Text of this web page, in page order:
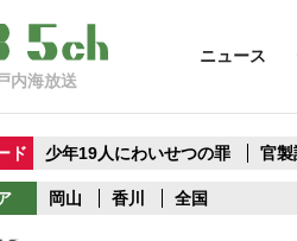
内海放送
ニュース
ド 少年19人にわいせつの罪 官製
岡山 香川 全国